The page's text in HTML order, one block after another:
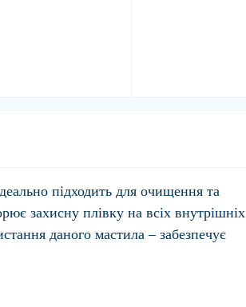
підходить для очищення та
захисну плівку на всіх внутрішніх
даного мастила – забезпечує